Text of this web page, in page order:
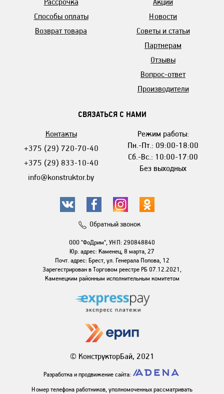
Способы оплаты
Возврат товара
Новости
Советы и статьи
Партнерам
Отзывы
Вопрос-ответ
Производители
СВЯЗАТЬСЯ С НАМИ
Контакты
+375 (29) 720-70-40
+375 (29) 833-10-40
info@konstruktor.by
Режим работы:
Пн.-Пт.: 09:00-18:00
Сб.-Вс.: 10:00-17:00
Без выходных
Обратный звонок
ООО "ФоДрим", УНП: 290848840
Юр. адрес: Каменец, 8 марта, 27
Почт. адрес: Брест, ул. Генерала Попова, 12
Зарегестрирован в Торговом реестре РБ 07.12.2021,
Каменецким районным исполнительным комитетом
© КонструкторБай, 2021
Разработка и продвижение сайта:
Номер телефона работников, уполномоченных рассматривать